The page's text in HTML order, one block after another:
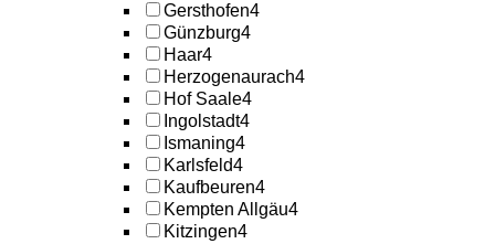
Gersthofen4
Günzburg4
Haar4
Herzogenaurach4
Hof Saale4
Ingolstadt4
Ismaning4
Karlsfeld4
Kaufbeuren4
Kempten Allgäu4
Kitzingen4